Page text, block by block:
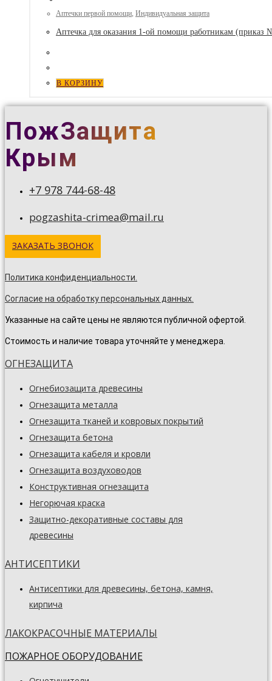
Аптечки первой помощи, Индивидуальная защита
Аптечка для оказания 1-ой помощи работникам (приказ
В КОРЗИНУ
ПожЗащита
Крым
+7 978 744-68-48
pogzashita-crimea@mail.ru
ЗАКАЗАТЬ ЗВОНОК
Политика конфиденциальности.
Согласие на обработку персональных данных.
Указанные на сайте цены не являются публичной офертой.
Стоимость и наличие товара уточняйте у менеджера.
ОГНЕЗАЩИТА
Огнебиозащита древесины
Огнезащита металла
Огнезащита тканей и ковровых покрытий
Огнезащита бетона
Огнезащита кабеля и кровли
Огнезащита воздуховодов
Конструктивная огнезащита
Негорючая краска
Защитно-декоративные составы для
древесины
АНТИСЕПТИКИ
Антисептики для древесины, бетона, камня,
кирпича
ЛАКОКРАСОЧНЫЕ МАТЕРИАЛЫ
ПОЖАРНОЕ ОБОРУДОВАНИЕ